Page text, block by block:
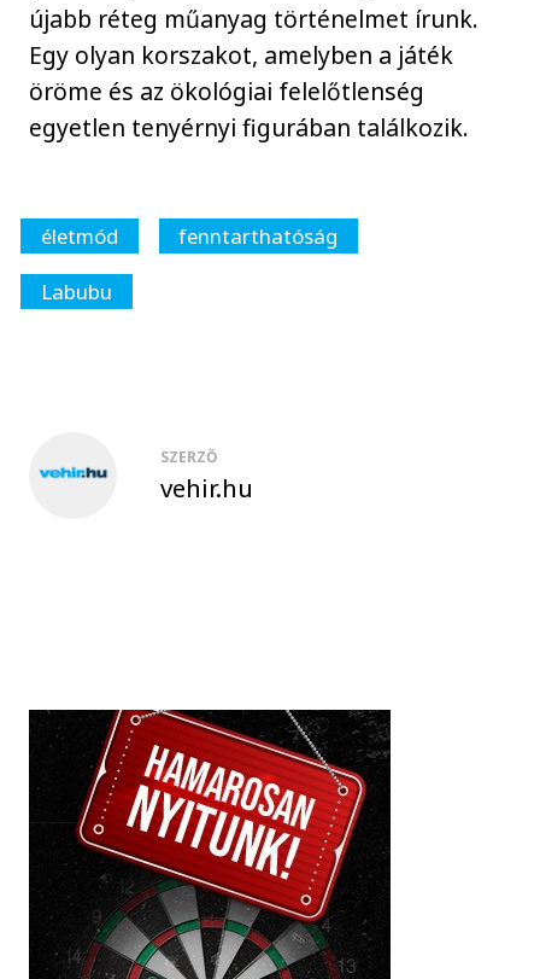
újabb réteg műanyag történelmet írunk.
Egy olyan korszakot, amelyben a játék
öröme és az ökológiai felelőtlenség
egyetlen tenyérnyi figurában találkozik.
életmód
fenntarthatóság
Labubu
SZERZŐ
vehir.hu